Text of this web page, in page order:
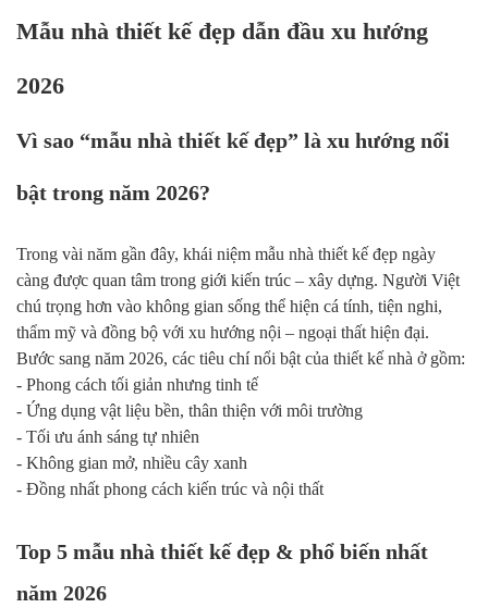
Mẫu nhà thiết kế đẹp dẫn đầu xu hướng
2026
Vì sao “mẫu nhà thiết kế đẹp” là xu hướng nổi
bật trong năm 2026?
Trong vài năm gần đây, khái niệm mẫu nhà thiết kế đẹp ngày
càng được quan tâm trong giới kiến trúc – xây dựng. Người Việt
chú trọng hơn vào không gian sống thể hiện cá tính, tiện nghi,
thẩm mỹ và đồng bộ với xu hướng nội – ngoại thất hiện đại.
Bước sang năm 2026, các tiêu chí nổi bật của thiết kế nhà ở gồm:
- Phong cách tối giản nhưng tinh tế
- Ứng dụng vật liệu bền, thân thiện với môi trường
- Tối ưu ánh sáng tự nhiên
- Không gian mở, nhiều cây xanh
- Đồng nhất phong cách kiến trúc và nội thất
Top 5 mẫu nhà thiết kế đẹp & phổ biến nhất
năm 2026